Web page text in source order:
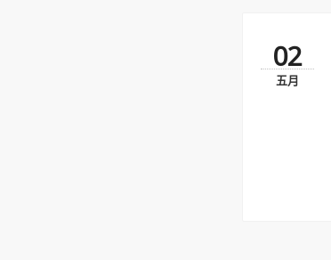
02
五月